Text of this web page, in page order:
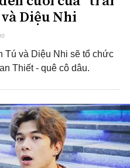
Diệu Nhi
Tú và Diệu Nhi sẽ tổ chức
Thiết - quê cô dâu.